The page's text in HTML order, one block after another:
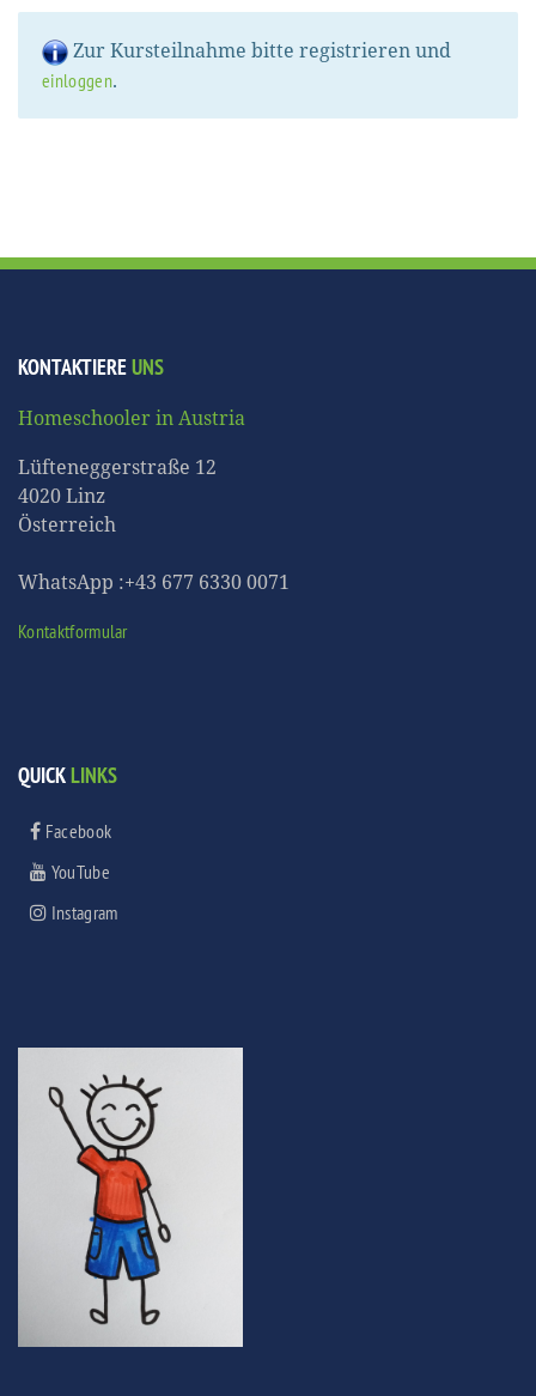
Zur Kursteilnahme bitte registrieren und
einloggen.
KONTAKTIEREUNS
Homeschooler in Austria
Lüfteneggerstraße 12
4020 Linz
Österreich
WhatsApp :+43 677 6330 0071
Kontaktformular
QUICKLINKS
Facebook
YouTube
Instagram